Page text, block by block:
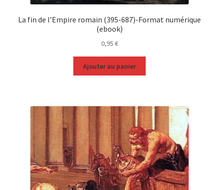
La fin de l’Empire romain (395-687)-Format numérique
(ebook)
0,95 €
Ajouter au panier